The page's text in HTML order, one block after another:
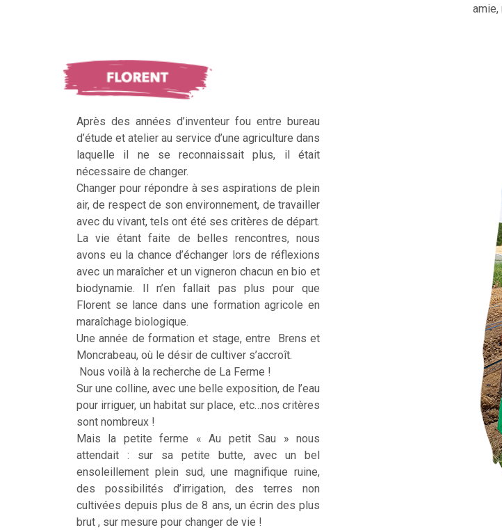
amie,
Après des années d’inventeur fou entre bureau
d’étude et atelier au service d’une agriculture dans
laquelle il ne se reconnaissait plus, il était
nécessaire de changer.
Changer pour répondre à ses aspirations de plein
air, de respect de son environnement, de travailler
avec du vivant, tels ont été ses critères de départ.
La vie étant faite de belles rencontres, nous
avons eu la chance d’échanger lors de réflexions
avec un maraîcher et un vigneron chacun en bio et
biodynamie. Il n’en fallait pas plus pour que
Florent se lance dans une formation agricole en
maraîchage biologique.
Une année de formation et stage, entre Brens et
Moncrabeau, où le désir de cultiver s’accroît.
Nous voilà à la recherche de La Ferme !
Sur une colline, avec une belle exposition, de l’eau
pour irriguer, un habitat sur place, etc…nos critères
sont nombreux !
Mais la petite ferme « Au petit Sau » nous
attendait : sur sa petite butte, avec un bel
ensoleillement plein sud, une magnifique ruine,
des possibilités d’irrigation, des terres non
cultivées depuis plus de 8 ans, un écrin des plus
brut , sur mesure pour changer de vie !